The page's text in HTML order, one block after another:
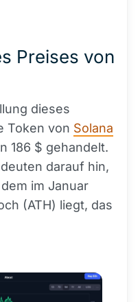
Preises von
dieses
Token von Solana
186 $ gehandelt.
darauf hin,
im Januar
(ATH) liegt, das